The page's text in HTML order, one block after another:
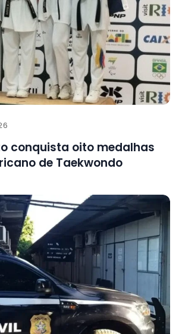
conquista oito medalhas
de Taekwondo